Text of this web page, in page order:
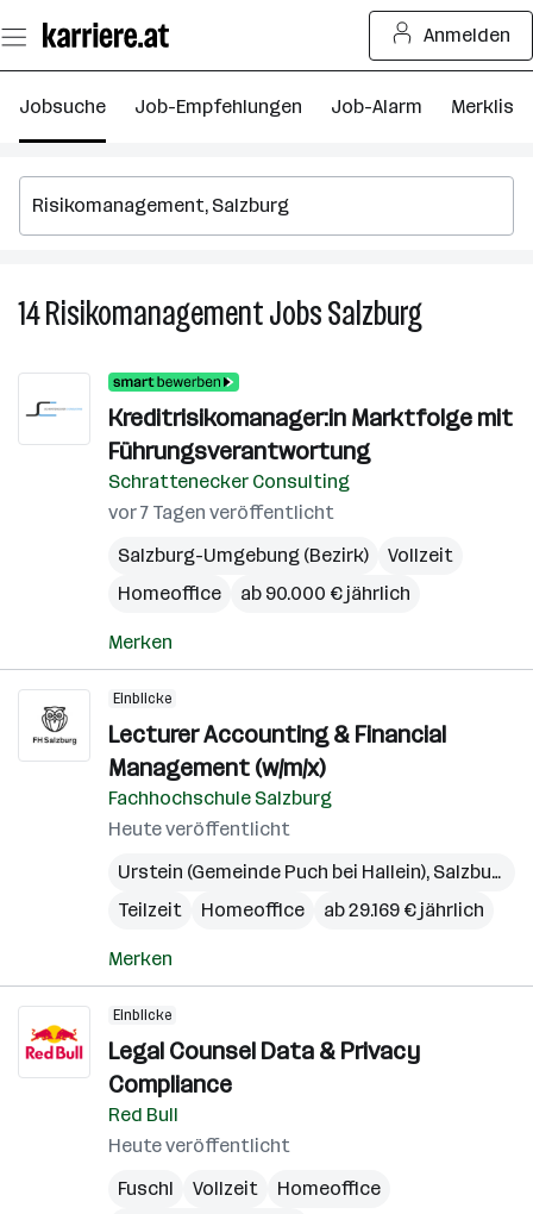
Seiteninhalt
springen
Anmelden
Jobsuche Job-Empfehlungen Job-Alarm Merkliste
14RisikomanagementJobsSalzburg14
Salzburg
Kreditrisikomanager:in Marktfolge mit
Führungsverantwortung
Schrattenecker Consulting
vor 7 Tagen veröffentlicht
Salzburg-Umgebung (Bezirk)
Vollzeit
Homeoffice
ab 90.000 € jährlich
Merken
Einblicke
Lecturer Accounting & Financial
Management (w/m/x)
Fachhochschule Salzburg
Heute veröffentlicht
Urstein (Gemeinde Puch bei Hallein), Salzburg
Teilzeit
Homeoffice ab 29.169 € jährlich
Merken
Einblicke
Legal Counsel Data & Privacy
Compliance
Red Bull
Heute veröffentlicht
Fuschl
Vollzeit
Homeoffice